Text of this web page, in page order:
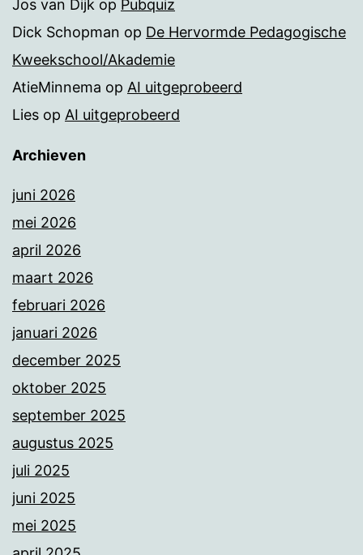
Jos van Dijk op Pubquiz
Dick Schopman op De Hervormde Pedagogische
Kweekschool/Akademie
AtieMinnema op AI uitgeprobeerd
Lies op AI uitgeprobeerd
Archieven
juni 2026
mei 2026
april 2026
maart 2026
februari 2026
januari 2026
december 2025
oktober 2025
september 2025
augustus 2025
juli 2025
juni 2025
mei 2025